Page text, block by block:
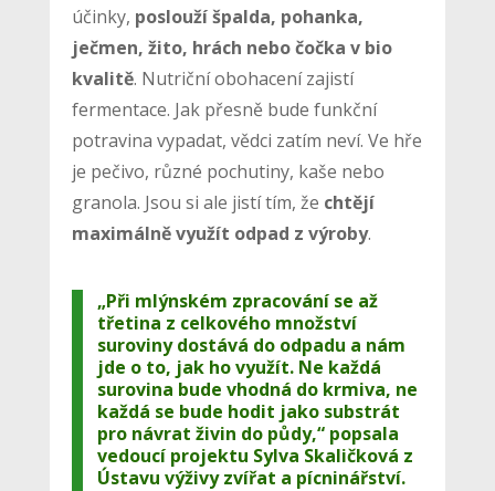
účinky, poslouží špalda, pohanka,
ječmen, žito, hrách nebo čočka v bio
kvalitě. Nutriční obohacení zajistí
fermentace. Jak přesně bude funkční
potravina vypadat, vědci zatím neví. Ve hře
je pečivo, různé pochutiny, kaše nebo
granola. Jsou si ale jistí tím, že chtějí
maximálně využít odpad z výroby.
„Při mlýnském zpracování se až
třetina z celkového množství
suroviny dostává do odpadu a nám
jde o to, jak ho využít. Ne každá
surovina bude vhodná do krmiva, ne
každá se bude hodit jako substrát
pro návrat živin do půdy,“ popsala
vedoucí projektu Sylva Skaličková z
Ústavu výživy zvířat a pícninářství.